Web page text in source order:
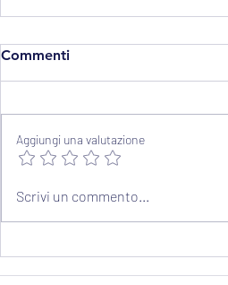
Canone antenne: la
"disponibili". Dubbi di
costituzionalità
Commenti
Aggiungi una valutazione
Scrivi un commento...